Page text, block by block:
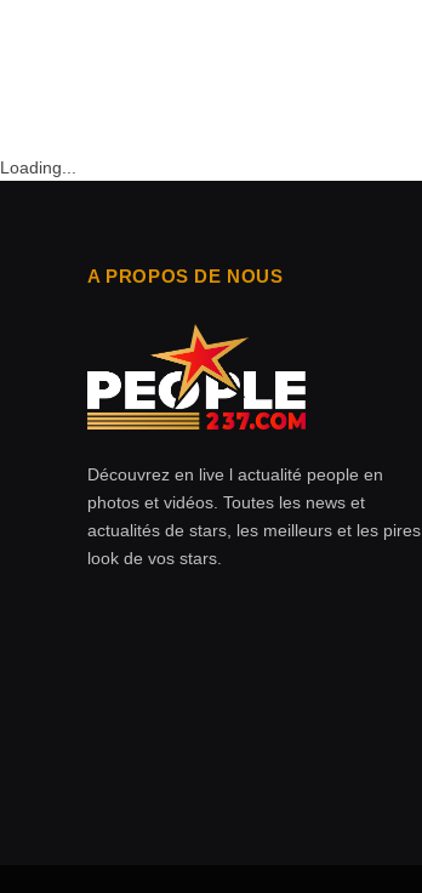
Loading...
A PROPOS DE NOUS
Découvrez en live l actualité people en
photos et vidéos. Toutes les news et
actualités de stars, les meilleurs et les pires
look de vos stars.